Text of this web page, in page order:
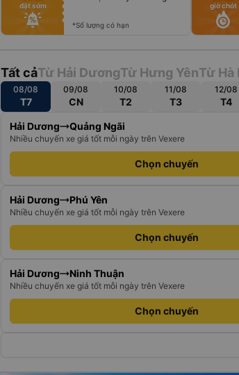
fiber_manual_record
fiber_manual_record
fiber_manual_record
đặt sớm
*Số lượng có hạn
giờ chót
Tất cảTừ Hải DươngTừ Hưng YênTừ Hà
08/08
T7
09/08
CN
10/08
T2
11/08
T3
12/08
T4
Hải Dương Quảng Ngãi
Nhiều chuyến xe giá tốt mỗi ngày trên Vexere
Chọn chuyến
Hải Dương Phú Yên
Nhiều chuyến xe giá tốt mỗi ngày trên Vexere
Chọn chuyến
Hải Dương Ninh Thuận
Nhiều chuyến xe giá tốt mỗi ngày trên Vexere
Chọn chuyến